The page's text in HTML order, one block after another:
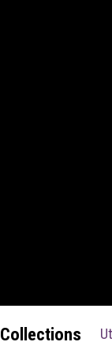
Collections